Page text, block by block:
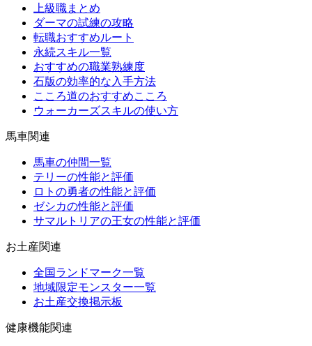
上級職まとめ
ダーマの試練の攻略
転職おすすめルート
永続スキル一覧
おすすめの職業熟練度
石版の効率的な入手方法
こころ道のおすすめこころ
ウォーカーズスキルの使い方
馬車関連
馬車の仲間一覧
テリーの性能と評価
ロトの勇者の性能と評価
ゼシカの性能と評価
サマルトリアの王女の性能と評価
お土産関連
全国ランドマーク一覧
地域限定モンスター一覧
お土産交換掲示板
健康機能関連